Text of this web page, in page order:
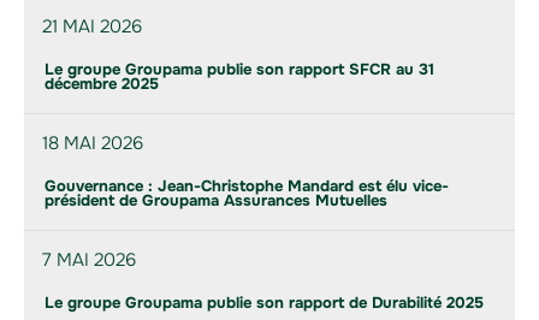
21 MAI 2026
Le groupe Groupama publie son rapport SFCR au 31
décembre 2025
18 MAI 2026
Gouvernance : Jean-Christophe Mandard est élu vice-
président de Groupama Assurances Mutuelles
7 MAI 2026
Le groupe Groupama publie son rapport de Durabilité 2025